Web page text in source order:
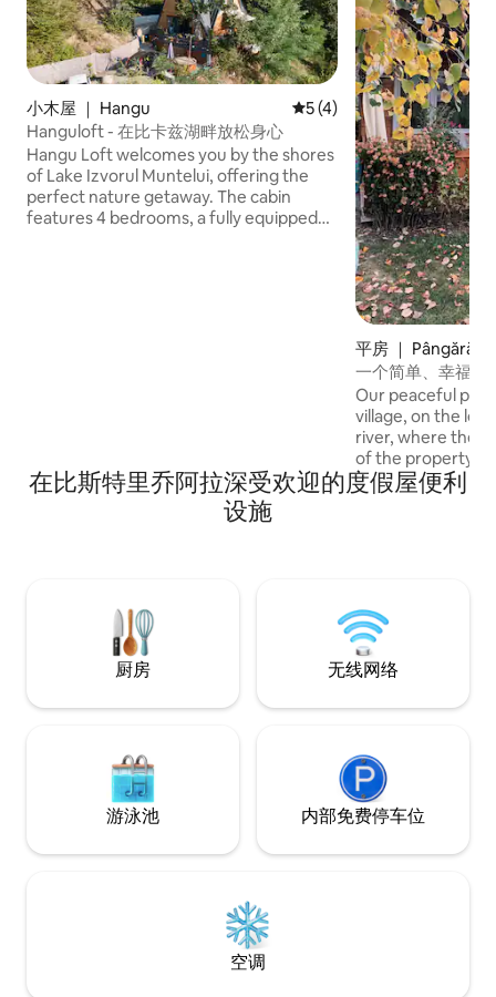
小木屋 ｜ Hangu 平均评分 5 分（满分 5 分）
5 (4)
Hanguloft - 在比卡兹湖畔放松身心
Hangu Loft welcomes you by the shores
of Lake Izvorul Muntelui, offering the
perfect nature getaway. The cabin
features 4 bedrooms, a fully equipped
平房 ｜
一个简单、幸福、
Our peaceful
village, on the
river, where the
of the property. If
of nature this is
and relaxing
在比斯特里乔阿拉深受欢迎的度假屋便利
设施
厨房 无线网络
游泳池 内部免费停车位
空调